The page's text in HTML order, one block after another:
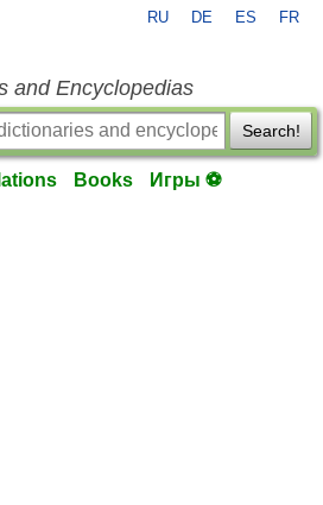
RU DE ES FR
and Encyclopedias
Search!
Books Игры ⚽